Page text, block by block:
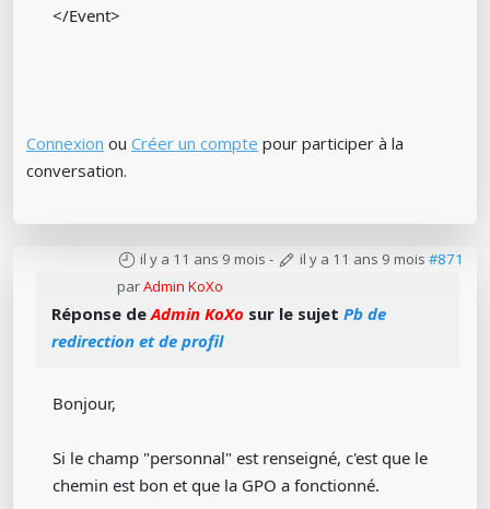
</Event>
Connexion ou Créer un compte pour participer à la
conversation.
il y a 11 ans 9 mois - il y a 11 ans 9 mois #871
parAdmin KoXo
Réponse deAdmin KoXo sur le sujet Pb de
redirection et de profil
Bonjour,
Si le champ "personnal" est renseigné, c'est que le
chemin est bon et que la GPO a fonctionné.